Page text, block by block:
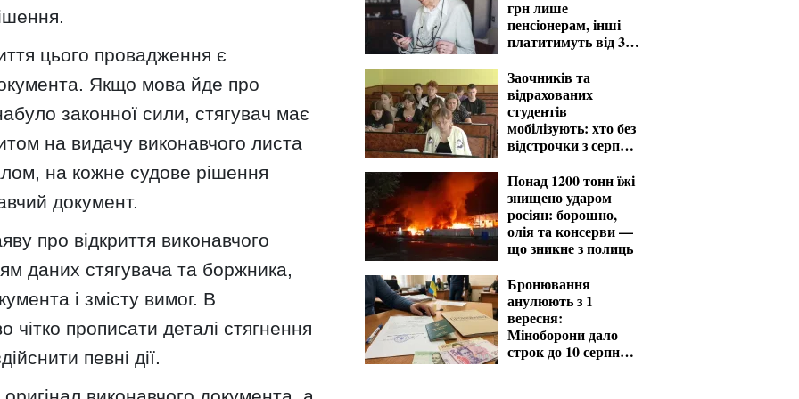
цього провадження є
Якщо мова йде про
законної сили, стягувач має
на видачу виконавчого листа
на кожне судове рішення
документ.
про відкриття виконавчого
даних стягувача та боржника,
і змісту вимог. В
чітко прописати деталі стягнення
певні дії.
грн лише
пенсіонерам, інші
платитимуть від 370
Заочників та
відрахованих
студентів
мобілізують: хто без
відстрочки з серпня
Понад 1200 тонн їжі
знищено ударом
росіян: борошно,
олія та консерви —
що зникне з полиць
Бронювання
анулюють з 1
вересня:
Міноборони дало
строк до 10 серпня